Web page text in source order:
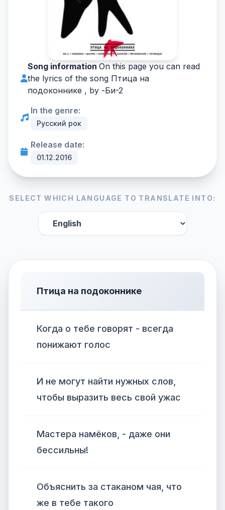
Song information On this page you can read
the lyrics of the song Птица на
подоконнике , by -Би-2
In the genre:
Русский рок
Release date:
01.12.2016
SELECT WHICH LANGUAGE TO TRANSLATE INTO:
Птица на подоконнике
Когда о тебе говорят - всегда
понижают голос
И не могут найти нужных слов,
чтобы выразить весь свой ужас
Мастера намёков, - даже они
бессильны!
Объяснить за стаканом чая, что
же в тебе такого